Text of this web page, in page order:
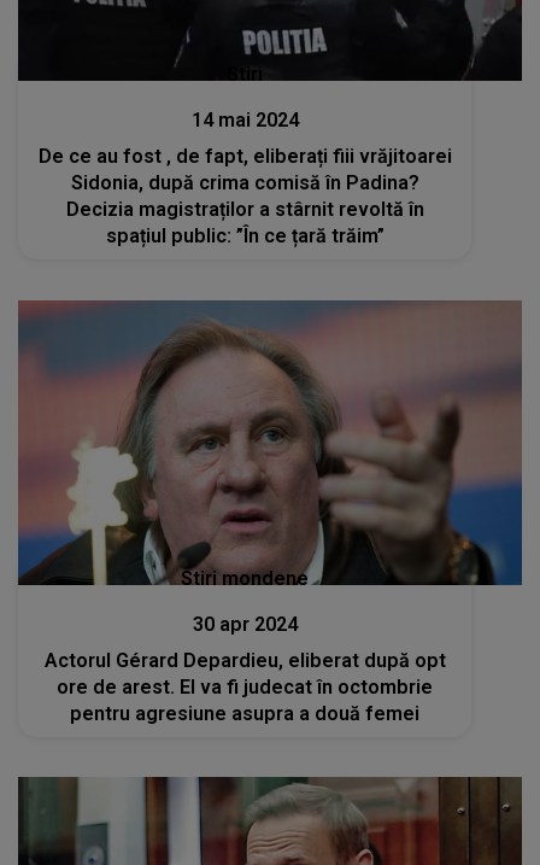
14 mai 2024
De ce au fost , de fapt, eliberați fiii vrăjitoarei
Sidonia, după crima comisă în Padina?
Decizia magistraților a stârnit revoltă în
spațiul public: ”În ce țară trăim”
Stiri mondene
30 apr 2024
Actorul Gérard Depardieu, eliberat după opt
ore de arest. El va fi judecat în octombrie
pentru agresiune asupra a două femei